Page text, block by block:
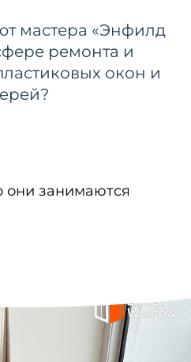
мастера «Энфилд
ремонта и
окон и
они занимаются